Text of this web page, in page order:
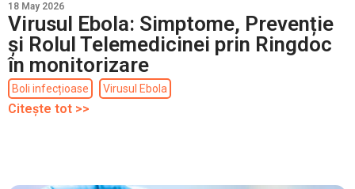
18 May 2026
Virusul Ebola: Simptome, Prevenție
și Rolul Telemedicinei prin Ringdoc
în monitorizare
Boli infecțioase Virusul Ebola
Citește tot >>